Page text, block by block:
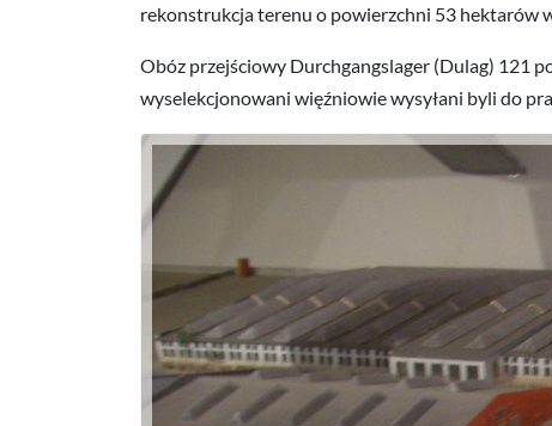
rekonstrukcja terenu o powierzchni 53 hektarów
Obóz przejściowy Durchgangslager (Dulag) 121
wyselekcjonowani więźniowie wysyłani byli do